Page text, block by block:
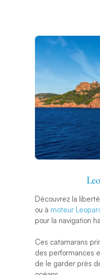
Découvrez la
ou à moteur
pour la navigation
Ces catamarans
des performances
de le garder près